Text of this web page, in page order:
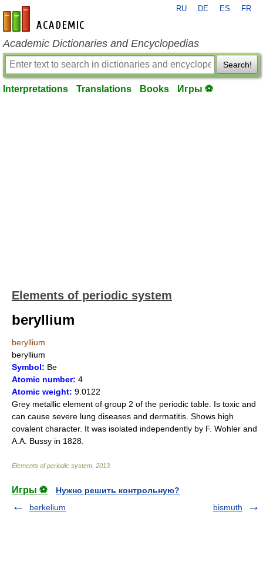
en-academic.com
RU DE ES FR
Academic Dictionaries and Encyclopedias
Search!
Interpretations Translations Books Игры ⚽
Elements of periodic system
beryllium
beryllium
beryllium
Symbol: Be
Atomic number: 4
Atomic weight: 9.0122
Grey metallic element of group 2 of the periodic table. Is toxic and
can cause severe lung diseases and dermatitis. Shows high
covalent character. It was isolated independently by F. Wohler and
A.A. Bussy in 1828.
Elements of periodic system 2013
Игры ⚽
Нужно решить контрольную?
berkelium
bismuth